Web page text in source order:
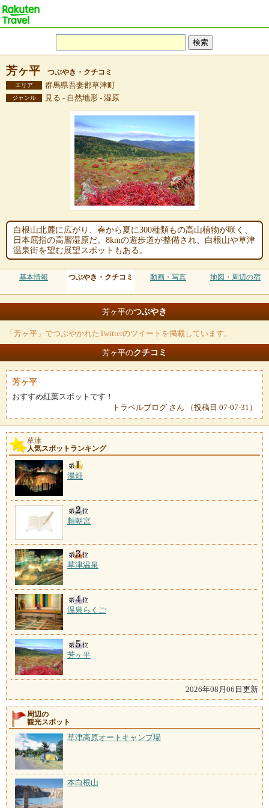
芳ヶ平 つぶやき・クチコミ
エリア 群馬県吾妻郡草津町
ジャンル 見る - 自然地形 - 湿原
白根山北麓に広がり、春から夏に300種類もの高山植物が咲く、
日本屈指の高層湿原だ。8kmの遊歩道が整備され、白根山や草津
温泉街を望む展望スポットもある。
基本情報 つぶやき・クチコミ 動画・写真 地図・周辺の宿
芳ヶ平のつぶやき
「芳ヶ平」でつぶやかれたTwitterのツイートを掲載しています。
芳ヶ平のクチコミ
芳ヶ平
おすすめ紅葉スポットです！
トラベルブログ さん （投稿日 07-07-31）
草津
人気スポットランキング
湯畑
頼朝宮
草津温泉
温泉らくご
芳ヶ平
2026年08月06日更新
周辺の
観光スポット
草津高原オートキャンプ場
本白根山